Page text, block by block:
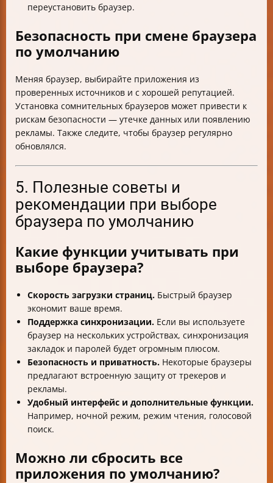
переустановить браузер.
Безопасность при смене браузера
по умолчанию
Меняя браузер, выбирайте приложения из
проверенных источников и с хорошей репутацией.
Установка сомнительных браузеров может привести к
рискам безопасности — утечке данных или появлению
рекламы. Также следите, чтобы браузер регулярно
обновлялся.
5. Полезные советы и
рекомендации при выборе
браузера по умолчанию
Какие функции учитывать при
выборе браузера?
Скорость загрузки страниц. Быстрый браузер
экономит ваше время.
Поддержка синхронизации. Если вы используете
браузер на нескольких устройствах, синхронизация
закладок и паролей будет огромным плюсом.
Безопасность и приватность. Некоторые браузеры
предлагают встроенную защиту от трекеров и
рекламы.
Удобный интерфейс и дополнительные функции.
Например, ночной режим, режим чтения, голосовой
поиск.
Можно ли сбросить все
приложения по умолчанию?